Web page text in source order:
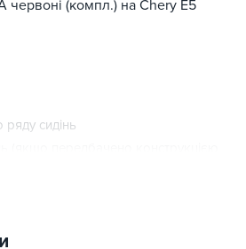
червоні (компл.) на Chery E5
сидінь
який ще називають